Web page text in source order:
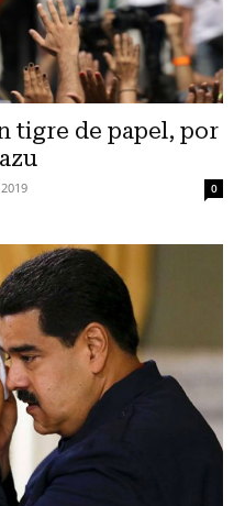
tigre de papel, por
0